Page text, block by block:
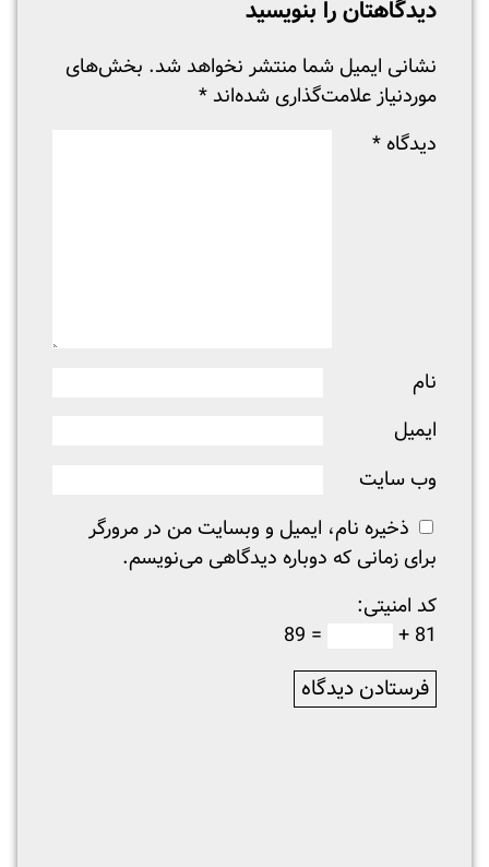
دیدگاهتان را بنویسید
نشانی ایمیل شما منتشر نخواهد شد. بخش‌های
موردنیاز علامت‌گذاری شده‌اند *
دیدگاه *
نام
ایمیل
وب‌ سایت
ذخیره نام، ایمیل و وبسایت من در مرورگر
برای زمانی که دوباره دیدگاهی می‌نویسم.
کد امنیتی:
81 +
= 89